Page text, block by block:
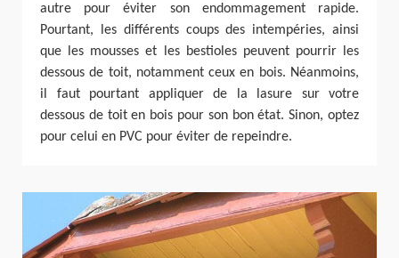
autre pour éviter son endommagement rapide.
Pourtant, les différents coups des intempéries, ainsi
que les mousses et les bestioles peuvent pourrir les
dessous de toit, notamment ceux en bois. Néanmoins,
il faut pourtant appliquer de la lasure sur votre
dessous de toit en bois pour son bon état. Sinon, optez
pour celui en PVC pour éviter de repeindre.